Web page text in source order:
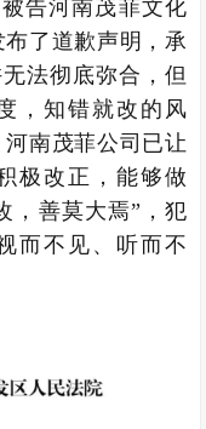
告河南茂菲文化
了道歉声明，承
法彻底弥合，但
，知错就改的风
南茂菲公司已让
极改正，能够做
，善莫大焉”，犯
而不见、听而不